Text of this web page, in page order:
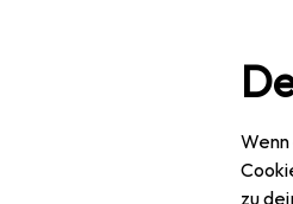
zu
Navigation nach Kategorien